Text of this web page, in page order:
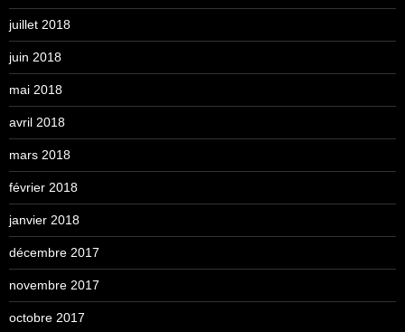
juillet 2018
juin 2018
mai 2018
avril 2018
mars 2018
février 2018
janvier 2018
décembre 2017
novembre 2017
octobre 2017